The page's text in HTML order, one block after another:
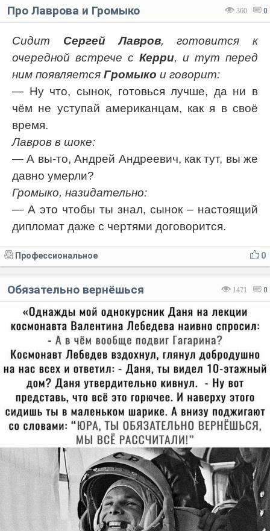
360 0
Про Лаврова и Громыко
Сидит Сергей Лавров, готовится к
очередной встрече с Керри, и тут перед
ним появляется Громыко и говорит:
— Ну что, сынок, готовься лучше, да ни в
чём не уступай американцам, как я в своё
время.
Лавров в шоке:
— А вы-то, Андрей Андреевич, как тут, вы же
давно умерли?
Громыко, назидательно:
— А это чтобы ты знал, сынок – настоящий
дипломат даже с чертями договорится.
0
Профессиональное
1471 0
Обязательно вернёшься